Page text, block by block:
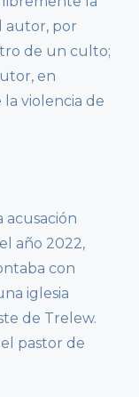
autor, por
de un culto;
en
violencia de
acusación
año 2022,
con
iglesia
de Trelew.
pastor de